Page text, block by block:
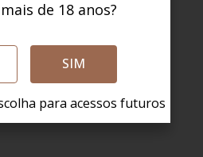
de 18 anos?
SIM
para acessos futuros